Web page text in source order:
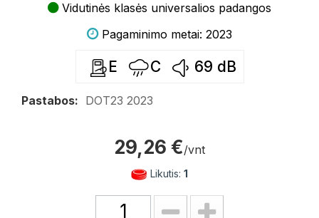
Vidutinės klasės universalios padangos
Pagaminimo metai: 2023
E C 69 dB
Pastabos: DOT23 2023
29,26 €/vnt
Likutis: 1